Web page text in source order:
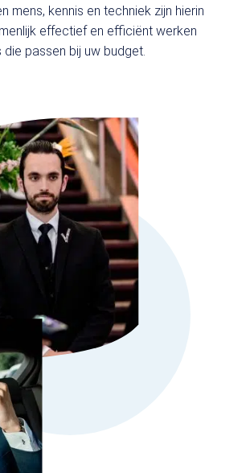
mens, kennis en techniek zijn hierin
effectief en efficiënt werken
die passen bij uw budget.